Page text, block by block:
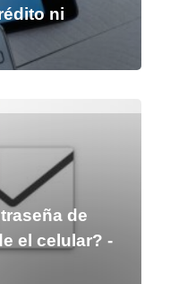
ni
de
el celular? -